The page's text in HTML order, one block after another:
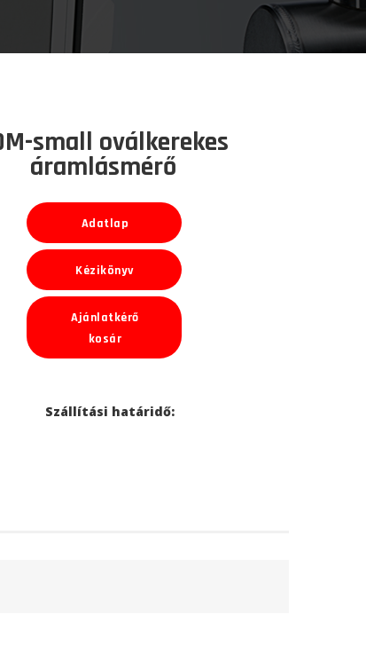
small oválkerekes
áramlásmérő
Adatlap
Kézikönyv
Ajánlatkérő
kosár
Szállítási határidő: